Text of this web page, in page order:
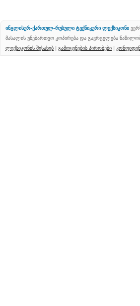
ინგლისურ-ქართულ-რუსული ტექნიკური ლექსიკონი
მასალის უნებართვო კოპირება და გავრცელება
ლექსიკონის შესახებ | გამოყენების პირობები |